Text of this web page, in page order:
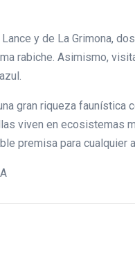
y de La Grimona,
rabiche. Asimismo,
gran riqueza faunística
viven en ecosistemas
premisa para cualquier